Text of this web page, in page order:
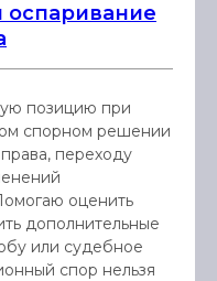
оспаривание
позицию при
спорном решении
переходу
оценить
дополнительные
или судебное
спор нельзя